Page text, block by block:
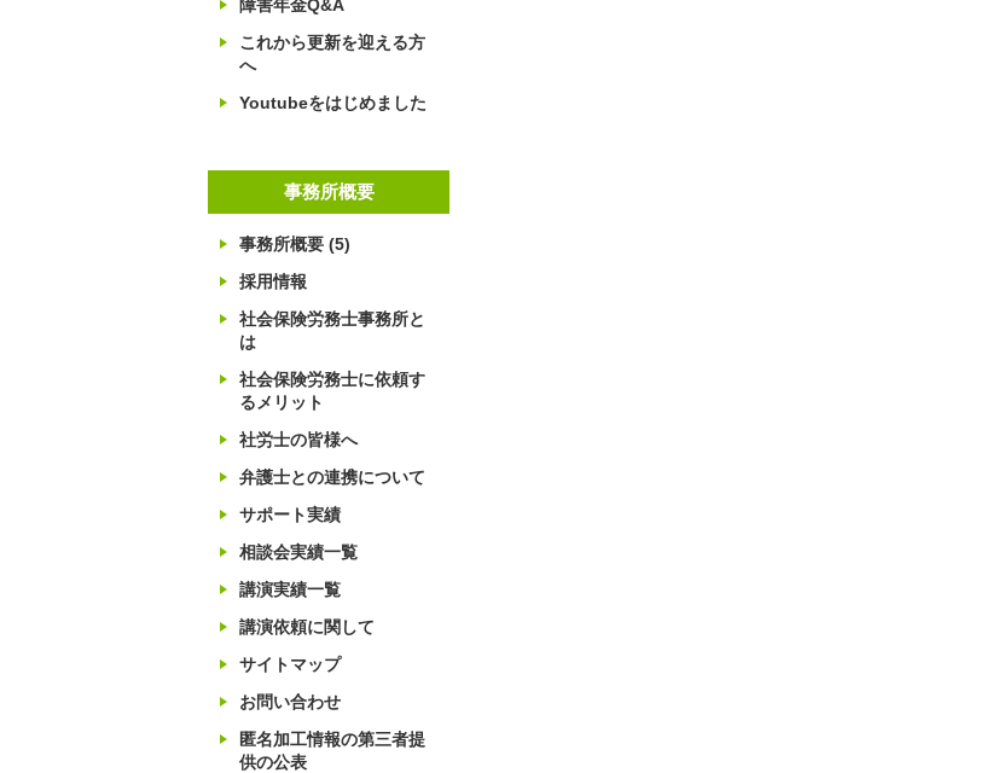
障害年金Q&A
これから更新を迎える方
へ
Youtubeをはじめました
事務所概要
事務所概要 (5)
採用情報
社会保険労務士事務所と
は
社会保険労務士に依頼す
るメリット
社労士の皆様へ
弁護士との連携について
サポート実績
相談会実績一覧
講演実績一覧
講演依頼に関して
サイトマップ
お問い合わせ
匿名加工情報の第三者提
供の公表